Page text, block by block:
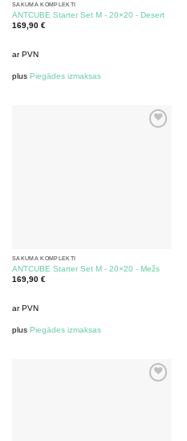
SĀKUMA KOMPLEKTI
ANTCUBE Starter Set M - 20×20 - Desert
169,90 €
ar PVN
plus Piegādes izmaksas
SĀKUMA KOMPLEKTI
ANTCUBE Starter Set M - 20×20 - Mežs
169,90 €
ar PVN
plus Piegādes izmaksas